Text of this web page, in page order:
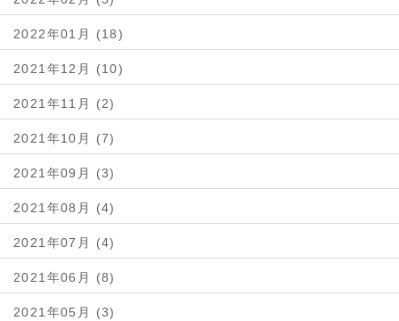
2022年01月 (18)
2021年12月 (10)
2021年11月 (2)
2021年10月 (7)
2021年09月 (3)
2021年08月 (4)
2021年07月 (4)
2021年06月 (8)
2021年05月 (3)